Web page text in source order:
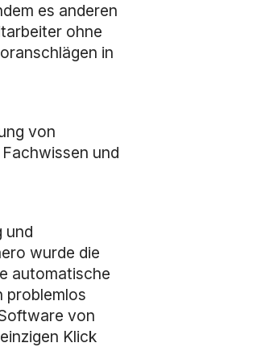
es anderen
ohne
in
von
und
und
wurde die
automatische
problemlos
von
Klick